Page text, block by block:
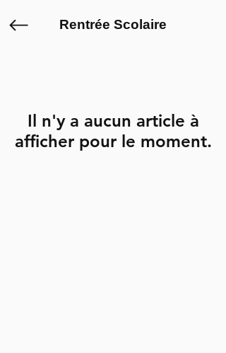
Rentrée Scolaire
Il n'y a aucun article à
afficher pour le moment.